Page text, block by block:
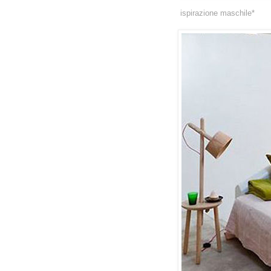
ispirazione maschile*